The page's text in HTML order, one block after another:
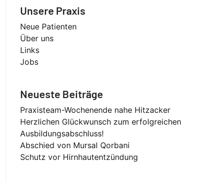
Unsere Praxis
Neue Patienten
Über uns
Links
Jobs
Neueste Beiträge
Praxisteam-Wochenende nahe Hitzacker
Herzlichen Glückwunsch zum erfolgreichen
Ausbildungsabschluss!
Abschied von Mursal Qorbani
Schutz vor Hirnhautentzündung